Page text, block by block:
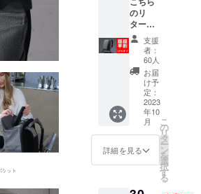
には消
費税と
送料を
含みま
す。
のリ
ターン
では、
「Snap
Pack」
1点 税
込価格
32450
円のと
ころを
60名様
限定で
37％オ
フにて
ご用意
支援
者：
60人
お届
け予
定：
2023
年10
月
詳細を見る
こ
の
リ
タ
ー
ン
を
選
択
す
る